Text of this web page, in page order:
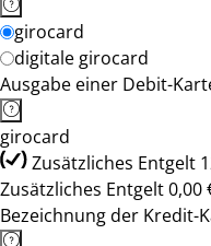
girocard
digitale girocard
Ausgabe einer Debit-
girocard
Zusätzliches Entgelt
Zusätzliches Entgelt 0,00
Bezeichnung der Kredit-